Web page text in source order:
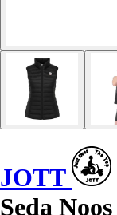
JOTT
Seda Noos